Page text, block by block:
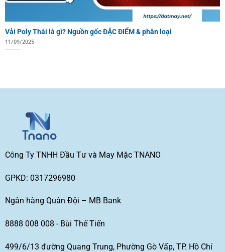
Vải Poly Thái là gì? Nguồn gốc ĐẶC ĐIỂM & phân loại
11/09/2025
Công Ty TNHH Đầu Tư và May Mặc TNANO
GPKD: 0317296980
Ngân hàng Quân Đội – MB Bank
8888 008 008 - Bùi Thế Tiến
499/6/13 đường Quang Trung, Phường Gò Vấp, TP. Hồ Chí